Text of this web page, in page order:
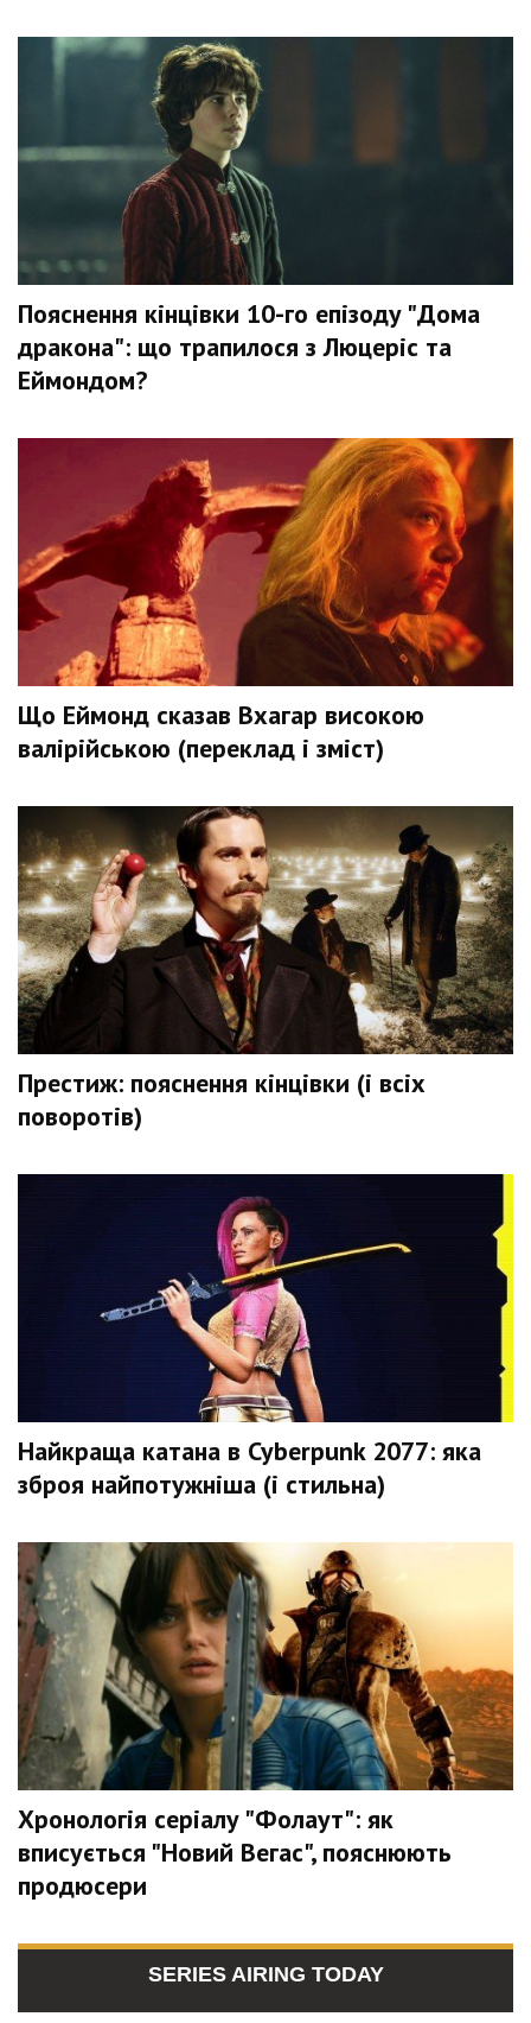
Пояснення кінцівки 10-го епізоду "Дома
дракона": що трапилося з Люцеріс та
Еймондом?
Що Еймонд сказав Вхагар високою
валірійською (переклад і зміст)
Престиж: пояснення кінцівки (і всіх
поворотів)
Найкраща катана в Cyberpunk 2077: яка
зброя найпотужніша (і стильна)
Хронологія серіалу "Фолаут": як
вписується "Новий Вегас", пояснюють
продюсери
SERIES AIRING TODAY